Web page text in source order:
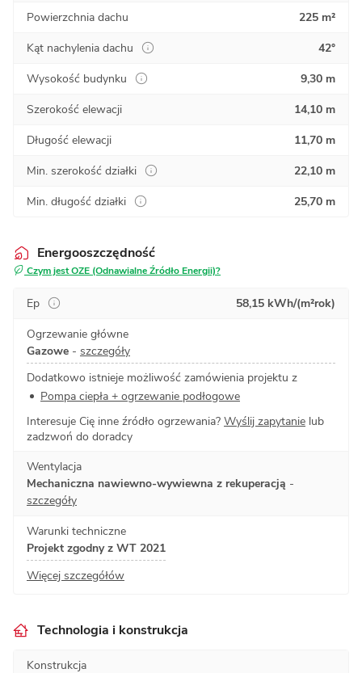
Powierzchnia dachu
225 m²
Kąt nachylenia dachu
42°
Wysokość budynku
9,30 m
Szerokość elewacji
14,10 m
Długość elewacji
11,70 m
Min. szerokość działki
22,10 m
Min. długość działki
25,70 m
Energooszczędność
Czym jest OZE (Odnawialne Źródło Energii)?
Ep
58,15 kWh/(m²rok)
Ogrzewanie główne
Gazowe - szczegóły
Dodatkowo istnieje możliwość zamówienia projektu z
Pompa ciepła + ogrzewanie podłogowe
Interesuje Cię inne źródło ogrzewania? Wyślij zapytanie lub
zadzwoń do doradcy
Wentylacja
Mechaniczna nawiewno-wywiewna z rekuperacją -
szczegóły
Warunki techniczne
Projekt zgodny z WT 2021
Więcej szczegółów
Technologia i konstrukcja
Konstrukcja